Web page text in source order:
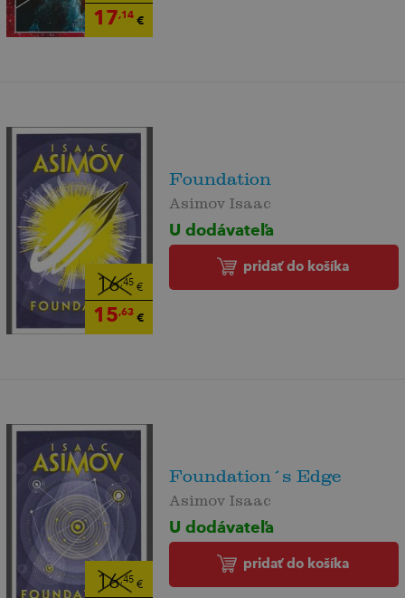
17,14€
16,45€
15,63€
Foundation
Asimov Isaac
U dodávateľa
pridať do košíka
16,45€
Foundation´s Edge
Asimov Isaac
U dodávateľa
pridať do košíka